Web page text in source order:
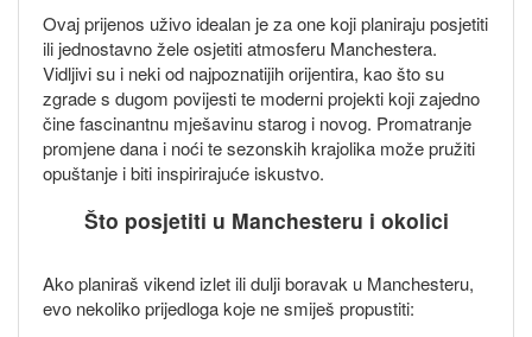
Ovaj prijenos uživo idealan je za one koji planiraju posjetiti
ili jednostavno žele osjetiti atmosferu Manchestera.
Vidljivi su i neki od najpoznatijih orijentira, kao što su
zgrade s dugom povijesti te moderni projekti koji zajedno
čine fascinantnu mješavinu starog i novog. Promatranje
promjene dana i noći te sezonskih krajolika može pružiti
opuštanje i biti inspirirajuće iskustvo.
Što posjetiti u Manchesteru i okolici
Ako planiraš vikend izlet ili dulji boravak u Manchesteru,
evo nekoliko prijedloga koje ne smiješ propustiti: